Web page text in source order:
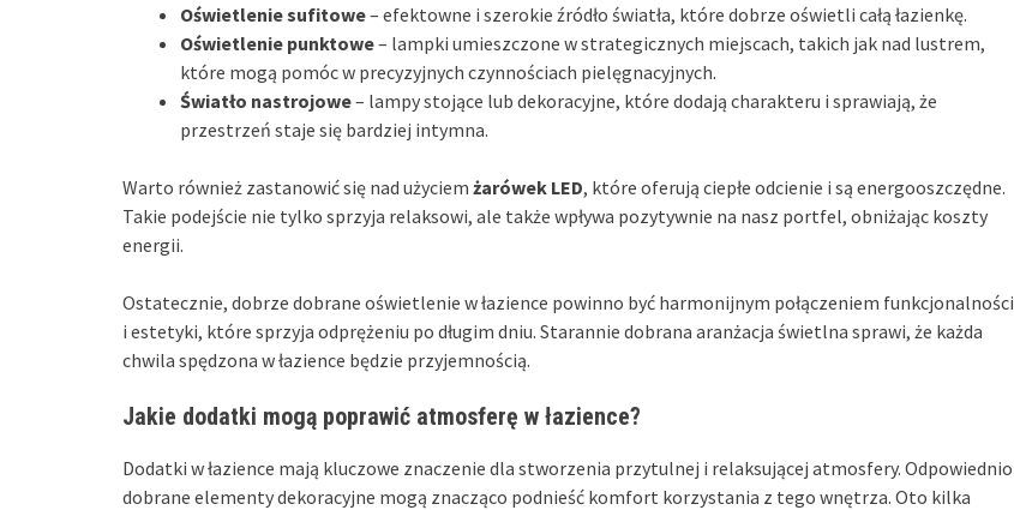
Oświetlenie sufitowe– efektowne i szerokie źródło światła, które dobrze oświetli całą łazienkę.
Oświetlenie punktowe– lampki umieszczone w strategicznych miejscach, takich jak nad lustrem,
które mogą pomóc w precyzyjnych czynnościach pielęgnacyjnych.
Światło nastrojowe– lampy stojące lub dekoracyjne, które dodają charakteru i sprawiają, że
przestrzeń staje się bardziej intymna.
Warto również zastanowić się nad użyciem żarówek LED, które oferują ciepłe odcienie i są energooszczędne.
Takie podejście nie tylko sprzyja relaksowi, ale także wpływa pozytywnie na nasz portfel, obniżając koszty
energii.
Ostatecznie, dobrze dobrane oświetlenie w łazience powinno być harmonijnym połączeniem funkcjonalności
i estetyki, które sprzyja odprężeniu po długim dniu. Starannie dobrana aranżacja świetlna sprawi, że każda
chwila spędzona w łazience będzie przyjemnością.
Jakie dodatki mogą poprawić atmosferę w łazience?
Dodatki w łazience mają kluczowe znaczenie dla stworzenia przytulnej i relaksującej atmosfery. Odpowiednio
dobrane elementy dekoracyjne mogą znacząco podnieść komfort korzystania z tego wnętrza. Oto kilka